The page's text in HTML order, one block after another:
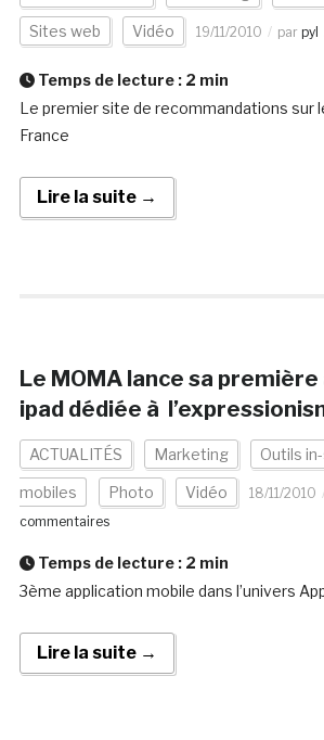
Sites web Vidéo 19/11/2010 par pyl
Temps de lecture : 2 min
Le premier site de recommandations sur
France
Lire la suite →
Le MOMA lance sa
ipad dédiée à
ACTUALITÉS Marketing Outils
mobiles Photo Vidéo 18/11/2010
commentaires
Temps de lecture : 2 min
3ème application mobile dans l’univers
Lire la suite →